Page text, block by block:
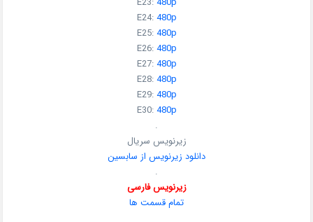
E24:480p
E25:480p
E26:480p
E27:480p
E28:480p
E29:480p
E30:480p
.
زیرنویس سریال
دانلود زیرنویس از سابسین
.
زیرنویس فارسی
تمام قسمت ها